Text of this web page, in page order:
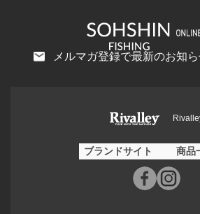
メルマガ登録で最新のお知
ブランドサイト 商品